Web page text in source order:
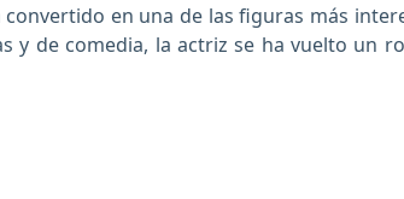
en una de las figuras más
y de comedia, la actriz se ha vuelto un